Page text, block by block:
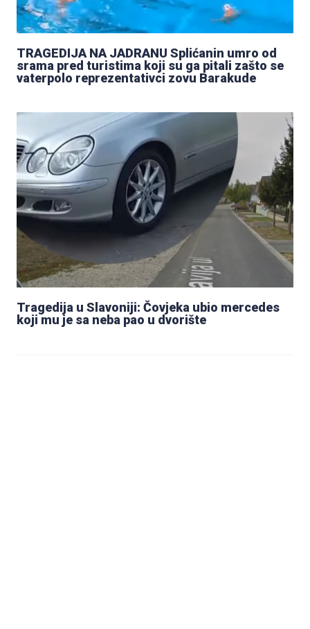
TRAGEDIJA NA JADRANU Splićanin umro od
srama pred turistima koji su ga pitali zašto se
vaterpolo reprezentativci zovu Barakude
Tragedija u Slavoniji: Čovjeka ubio mercedes
koji mu je sa neba pao u dvorište